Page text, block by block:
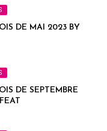
DE MAI 2023 BY
DE SEPTEMBRE